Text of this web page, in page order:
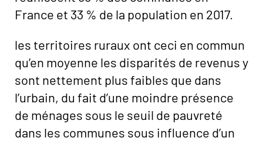
France et 33 % de la population en 2017.
les territoires ruraux ont ceci en commun
qu’en moyenne les disparités de revenus y
sont nettement plus faibles que dans
l’urbain, du fait d’une moindre présence
de ménages sous le seuil de pauvreté
dans les communes sous influence d’un